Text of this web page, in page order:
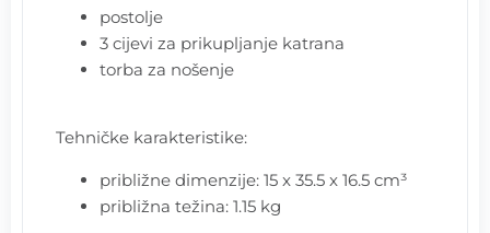
postolje
3 cijevi za prikupljanje katrana
torba za nošenje
Tehničke karakteristike:
približne dimenzije: 15 x 35.5 x 16.5 cm³
približna težina: 1.15 kg